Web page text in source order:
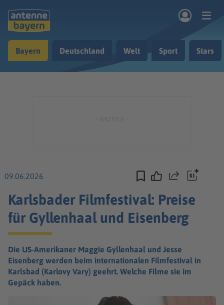
Musik & Radio
Bayern Deutschland Welt Sport Stars
09.06.2026 Teilen
Karlsbader Filmfestival: Preise
für Gyllenhaal und Eisenberg
Die US-Amerikaner Maggie Gyllenhaal und Jesse
Eisenberg werden beim internationalen Filmfestival in
Karlsbad (Karlovy Vary) geehrt. Welche Filme sie im
Gepäck haben.